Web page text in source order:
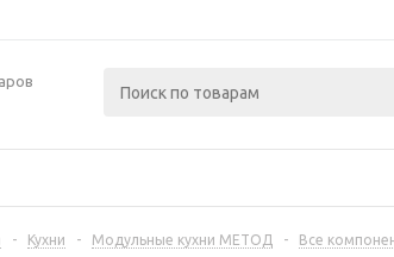
- Кухни - Модульные кухни МЕТОД - Все